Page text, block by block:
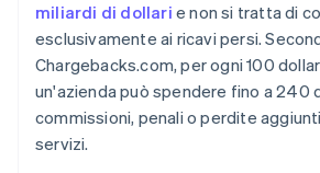
miliardi di dollari e non si tratta di
esclusivamente ai ricavi persi.
Chargebacks.com, per ogni 100
un'azienda può spendere fino a 240
commissioni, penali o perdite
servizi.